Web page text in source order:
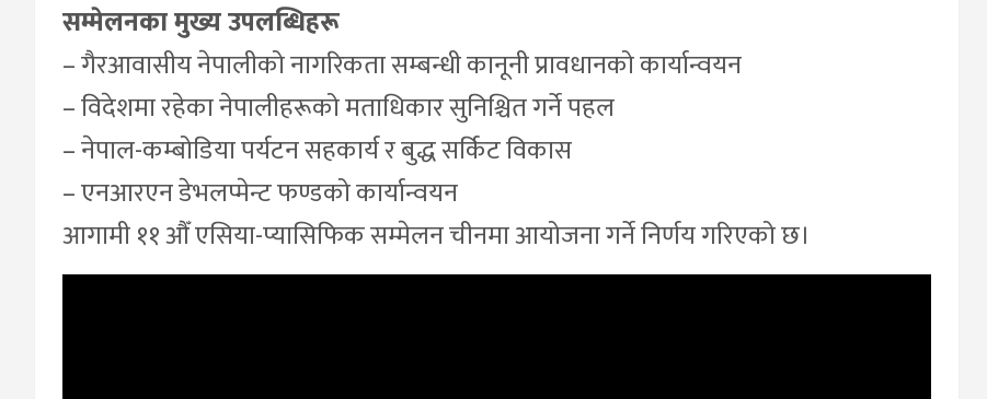
सम्मेलनका मुख्य उपलब्धिहरू
– गैरआवासीय नेपालीको नागरिकता सम्बन्धी कानूनी प्रावधानको कार्यान्वयन
– विदेशमा रहेका नेपालीहरूको मताधिकार सुनिश्चित गर्ने पहल
– नेपाल-कम्बोडिया पर्यटन सहकार्य र बुद्ध सर्किट विकास
– एनआरएन डेभलप्मेन्ट फण्डको कार्यान्वयन
आगामी ११ औँ एसिया-प्यासिफिक सम्मेलन चीनमा आयोजना गर्ने निर्णय गरिएको छ।